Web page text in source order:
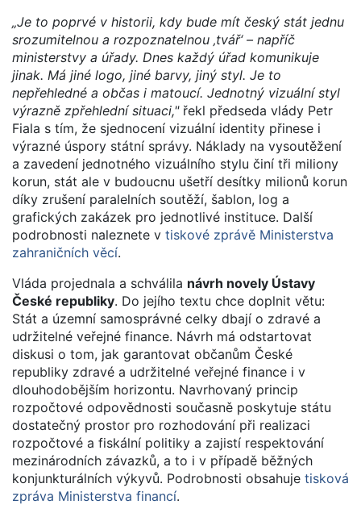
„Je to poprvé v historii, kdy bude mít český stát jednu
srozumitelnou a rozpoznatelnou ‚tvář‘ – napříč
ministerstvy a úřady. Dnes každý úřad komunikuje
jinak. Má jiné logo, jiné barvy, jiný styl. Je to
nepřehledné a občas i matoucí. Jednotný vizuální styl
výrazně zpřehlední situaci,"řekl předseda vlády Petr
Fiala s tím, že sjednocení vizuální identity přinese i
výrazné úspory státní správy. Náklady na vysoutěžení
a zavedení jednotného vizuálního stylu činí tři miliony
korun, stát ale v budoucnu ušetří desítky milionů korun
díky zrušení paralelních soutěží, šablon, log a
grafických zakázek pro jednotlivé instituce. Další
podrobnosti naleznete v tiskové zprávě Ministerstva
zahraničních věcí.
Vláda projednala a schválila návrh novely Ústavy
České republiky. Do jejího textu chce doplnit větu:
Stát a územní samosprávné celky dbají o zdravé a
udržitelné veřejné finance. Návrh má odstartovat
diskusi o tom, jak garantovat občanům České
republiky zdravé a udržitelné veřejné finance i v
dlouhodobějším horizontu. Navrhovaný princip
rozpočtové odpovědnosti současně poskytuje státu
dostatečný prostor pro rozhodování při realizaci
rozpočtové a fiskální politiky a zajistí respektování
mezinárodních závazků, a to i v případě běžných
konjunkturálních výkyvů. Podrobnosti obsahuje tisková
zpráva Ministerstva financí.